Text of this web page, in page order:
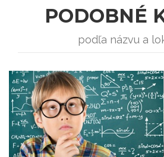
PODOBNÉ
podľa názvu a